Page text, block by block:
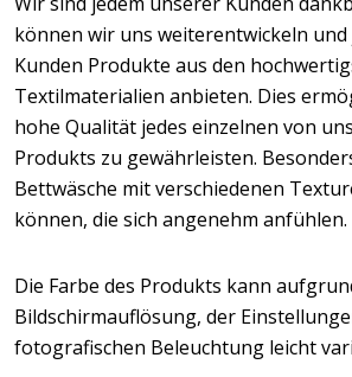
können wir uns weiterentwickeln und
Kunden Produkte aus den
Textilmaterialien anbieten. Dies
hohe Qualität jedes einzelnen von
Produkts zu gewährleisten.
Bettwäsche mit verschiedenen
können, die sich angenehm anfühlen.
Die Farbe des Produkts kann
Bildschirmauflösung, der
fotografischen Beleuchtung leicht